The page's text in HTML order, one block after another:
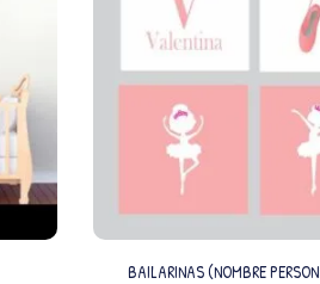
BAILARINAS (NOMBRE